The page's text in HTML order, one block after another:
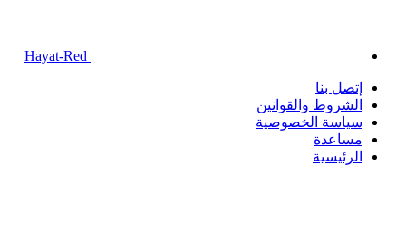
إتصل بنا
الشروط والقوانين
سياسة الخصوصية
مساعدة
الرئيسية